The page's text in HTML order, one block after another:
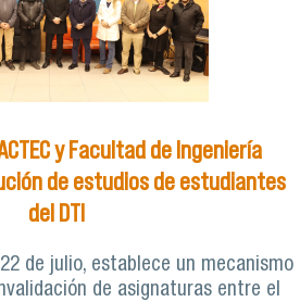
y Facultad de Ingeniería
de estudios de estudiantes
del DTI
de julio, establece un mecanismo
de asignaturas entre el